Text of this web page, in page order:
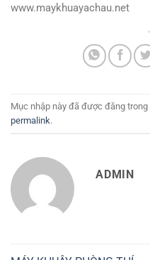
www.maykhuayachau.net
Mục nhập này đã được đăng trong
permalink.
ADMIN